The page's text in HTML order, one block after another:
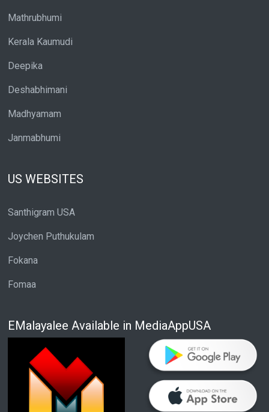
Mathrubhumi
Kerala Kaumudi
Deepika
Deshabhimani
Madhyamam
Janmabhumi
US WEBSITES
Santhigram USA
Joychen Puthukulam
Fokana
Fomaa
EMalayalee Available in MediaAppUSA